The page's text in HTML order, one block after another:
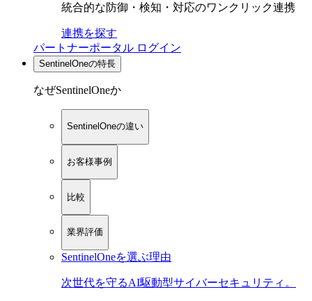
統合的な防御・検知・対応のワンクリック連携
連携を探す
パートナーポータル ログイン
SentinelOneの特長
なぜSentinelOneか
SentinelOneの違い
お客様事例
比較
業界評価
SentinelOneを選ぶ理由
次世代を守るAI駆動型サイバーセキュリティ。